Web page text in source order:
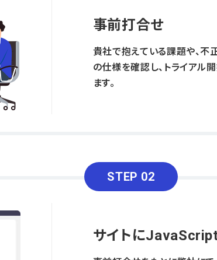
事前打合せ
貴社で抱えている課題や、不
の仕様を確認し、トライアル
ます。
STEP 02
サイトに